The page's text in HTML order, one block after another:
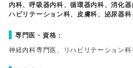
内科、呼吸器内科、循環器内科、消化
ハビリテーション科、皮膚科、泌尿器
専門医・資格：
神経内科専門医、リハビリテーション